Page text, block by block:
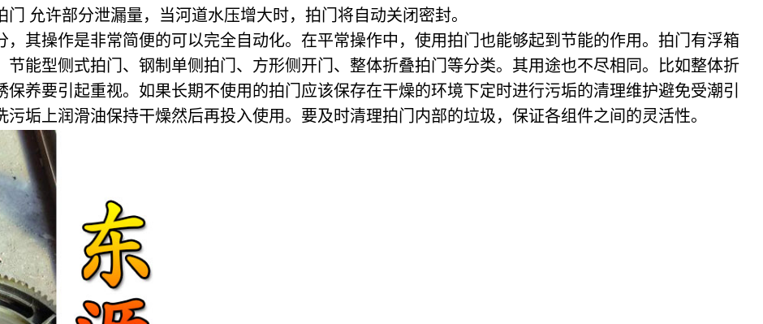
允许部分泄漏量，当河道水压增大时，拍门将自动关闭密封。
其操作是非常简便的可以完全自动化。在平常操作中，使用拍门也能够起到节能的作用。拍门有浮箱
能型侧式拍门、钢制单侧拍门、方形侧开门、整体折叠拍门等分类。其用途也不尽相同。比如整体折
养要引起重视。如果长期不使用的拍门应该保存在干燥的环境下定时进行污垢的清理维护避免受潮引
垢上润滑油保持干燥然后再投入使用。要及时清理拍门内部的垃圾，保证各组件之间的灵活性。